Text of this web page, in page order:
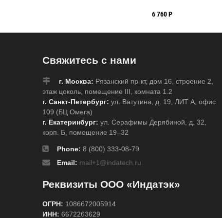
6 760 Р
Свяжитесь с нами
г. Москва: Рязанский пр-кт, дом 16, строение 2,
этаж цоколь, помещение III, комната 1.2
г. Санкт-Петербург: ул. Ватутина, д. 19, ЛИТ А, офис
109 (БЦ Омега)
г. Екатеринбург: ул. Серафимы Дерябиной, д. 32,
корп. Б, помещение 19–32
Phone: 8 (800) 333-08-79
Email: mail+1@indatech.ru
Реквизиты ООО «Индатэк»
ОГРН: 1086672005914
ИНН: 6672263629